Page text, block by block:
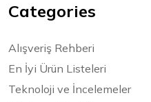
Categories
Alışveriş Rehberi
En İyi Ürün Listeleri
Teknoloji ve İncelemeler